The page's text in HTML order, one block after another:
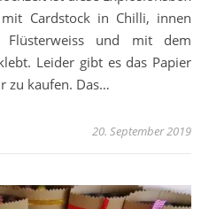
Cardstock in Chilli, innen
und mit dem
Leider gibt es das Papier
zu kaufen. Das…
20. September 2019